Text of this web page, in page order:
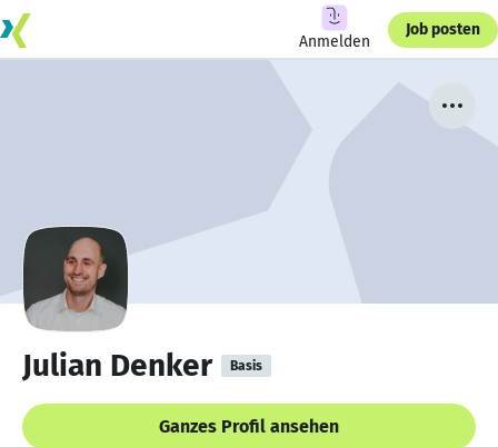
Anmelden
Job posten
Julian Denker Basis
Ganzes Profil ansehen